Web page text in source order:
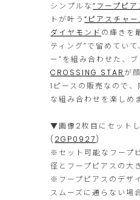
シンプルな“フープピア
トが叶う“ピアスチャ
ダイヤモンド の輝きを
ティング”で留めてい
ー”を組み合わせた、
CROSSING STAR が
1ピースの販売なので
な組み合わせを楽しめ
▼画像2枚目にセット
( 2GP0927)
※セット可能なフープ
径とフープピアスの大
※フープピアスのデザ
スムーズに通らない場